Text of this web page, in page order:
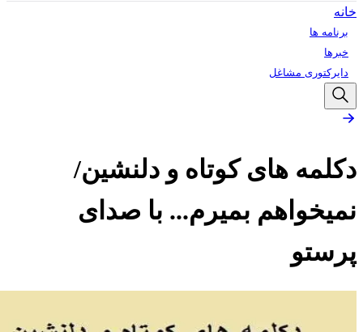
خانه
برنامه ها
خبرها
دایرکتوری مشاغل
دکلمه های کوتاه و دلنشین/
نمیخواهم بمیرم... با صدای
پرستو